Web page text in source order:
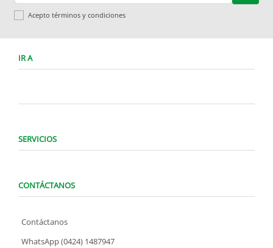
Acepto términos y condiciones
IR A
SERVICIOS
CONTÁCTANOS
Contáctanos
WhatsApp (0424) 1487947